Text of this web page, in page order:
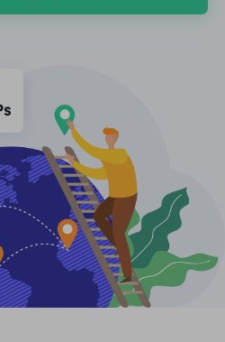
duração
center estático
duração $1.4
de SEO
anúncios
da Web
e aja agora!
$0/dia ilimitado